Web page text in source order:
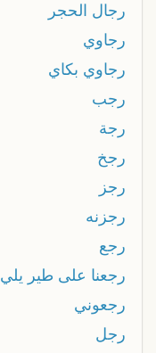
رجال الحجر
رجاوي
رجاوي بكاي
رجب
رجة
رجخ
رجز
رجزنه
رجع
رجعنا على طير يلي
رجعوني
رجل